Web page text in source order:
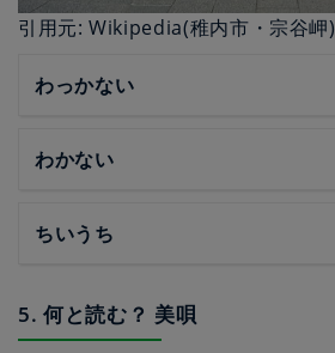
引用元: Wikipedia(稚内市・宗谷岬)
わっかない
わかない
ちいうち
5. 何と読む？ 美唄